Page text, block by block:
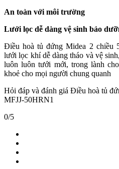
An toàn với môi trường
Lưới lọc dễ dàng vệ sinh bảo
Điều hoà tủ đứng Midea 2 chiều
lưới lọc khí dễ dàng tháo và vệ
luôn luôn tưới mới, trong lành
khoẻ cho mọi người chung quanh
Hỏi đáp và đánh giá Điều hoà tủ
MFJJ-50HRN1
0/5